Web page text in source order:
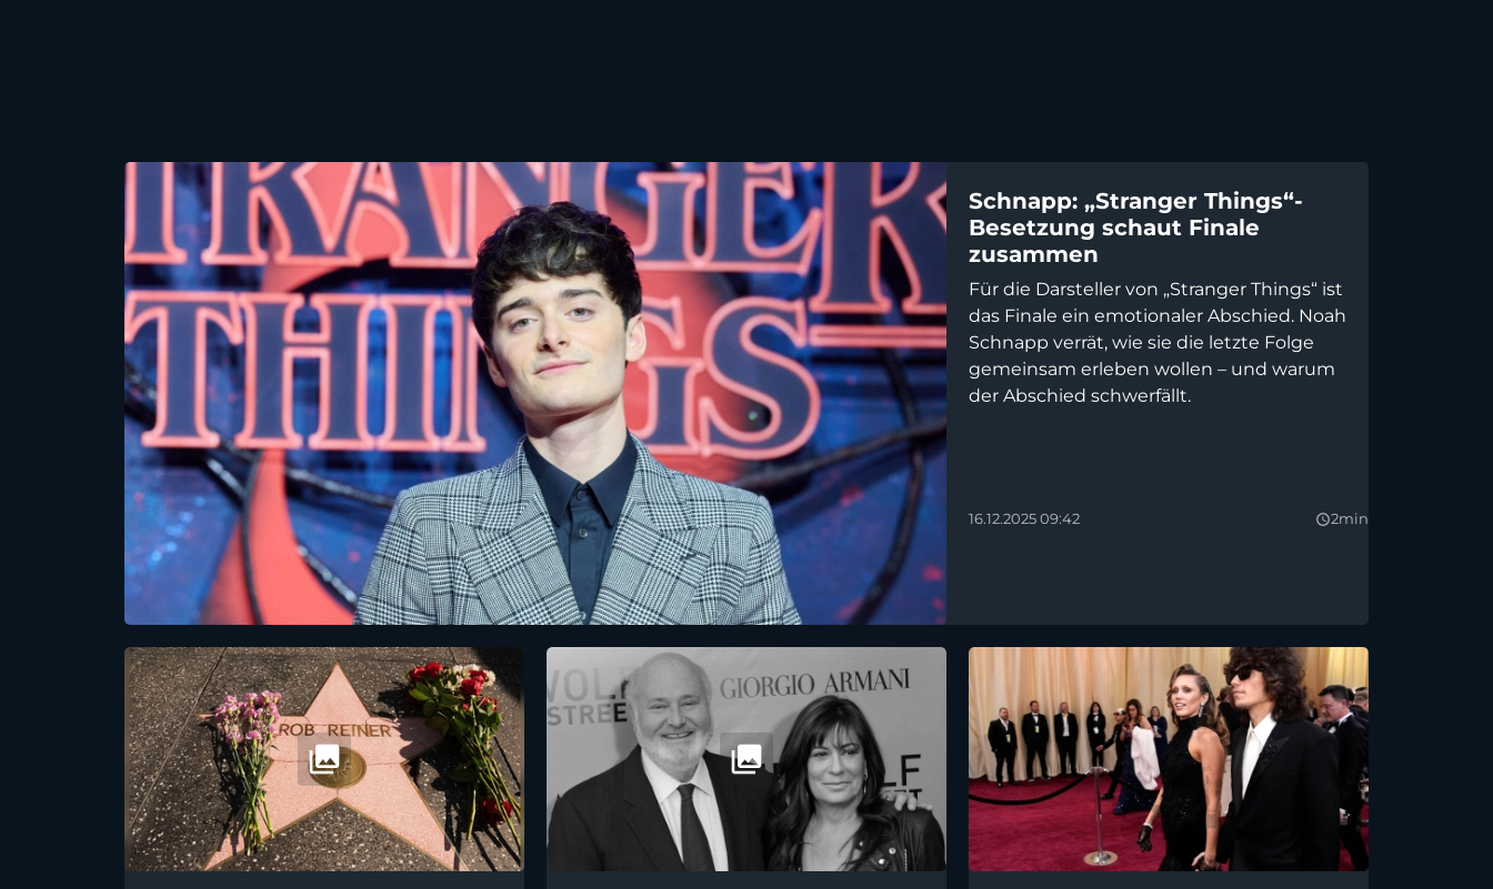
Schnapp: „Stranger Things“-
Besetzung schaut Finale
zusammen
Für die Darsteller von „Stranger Things“ ist
das Finale ein emotionaler Abschied. Noah
Schnapp verrät, wie sie die letzte Folge
gemeinsam erleben wollen – und warum
der Abschied schwerfällt.
16.12.2025 09:42 query_builder2min